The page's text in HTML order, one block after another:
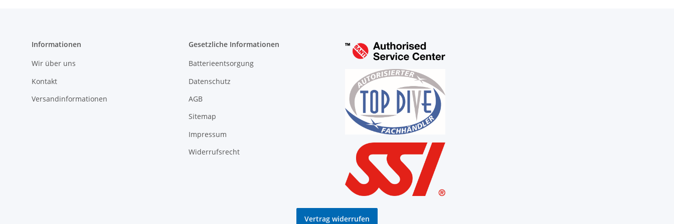
Informationen
Wir über uns
Kontakt
Versandinformationen
Gesetzliche Informationen
Batterieentsorgung
Datenschutz
AGB
Sitemap
Impressum
Widerrufsrecht
Vertrag widerrufen